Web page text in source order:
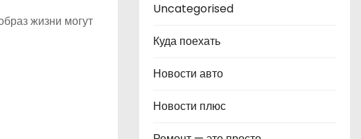
жизни могут
Uncategorised
Куда поехать
Новости авто
Новости плюс